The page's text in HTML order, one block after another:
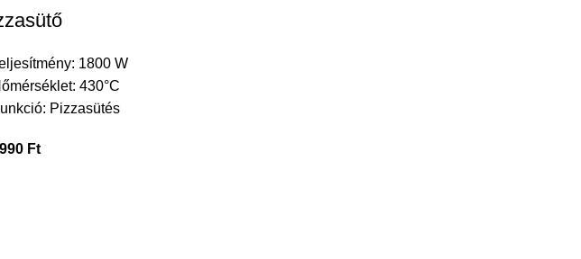
1800 W
430°C
Pizzasütés
Ft